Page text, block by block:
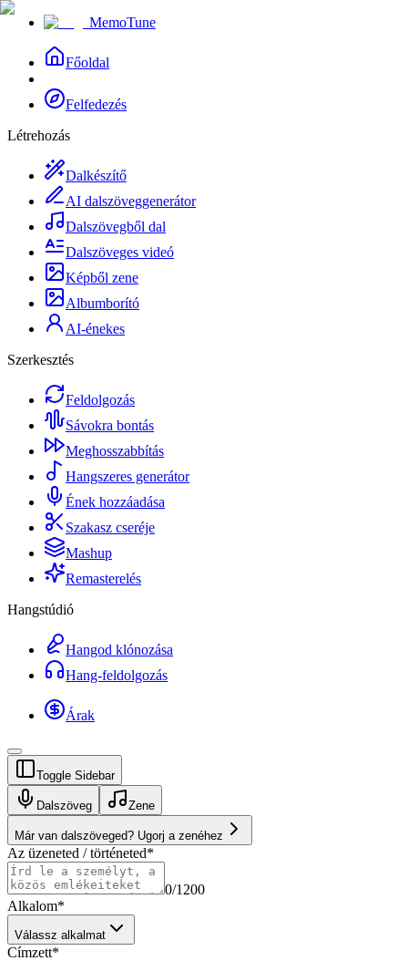
MemoTune
Főoldal
Felfedezés
Létrehozás
Dalkészítő
AI dalszöveggenerátor
Dalszövegből dal
Dalszöveges videó
Képből zene
Albumborító
AI-énekes
Szerkesztés
Feldolgozás
Sávokra bontás
Meghosszabbítás
Hangszeres generátor
Ének hozzáadása
Szakasz cseréje
Mashup
Remasterelés
Hangstúdió
Hangod klónozása
Hang-feldolgozás
Árak
Toggle Sidebar
Dalszöveg Zene
Már van dalszöveged? Ugorj a zenéhez
Az üzeneted / történeted*
0/1200
Alkalom*
Válassz alkalmat
Címzett*